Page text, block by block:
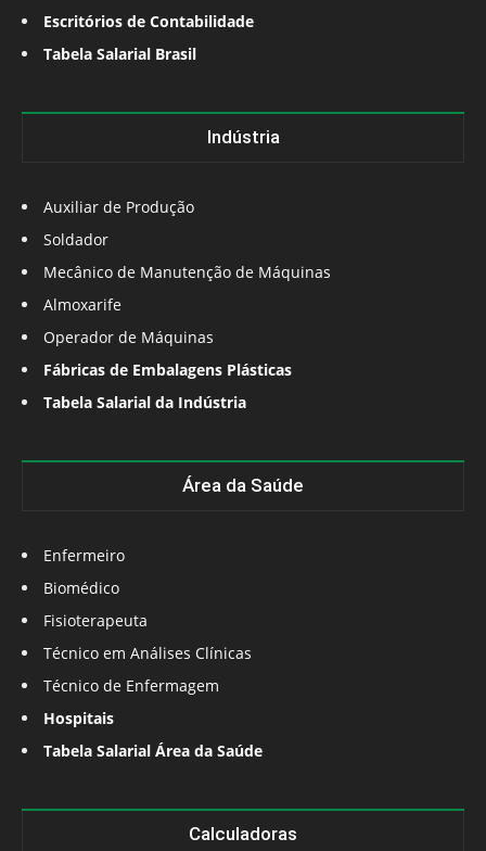
Escritórios de Contabilidade
Tabela Salarial Brasil
Indústria
Auxiliar de Produção
Soldador
Mecânico de Manutenção de Máquinas
Almoxarife
Operador de Máquinas
Fábricas de Embalagens Plásticas
Tabela Salarial da Indústria
Área da Saúde
Enfermeiro
Biomédico
Fisioterapeuta
Técnico em Análises Clínicas
Técnico de Enfermagem
Hospitais
Tabela Salarial Área da Saúde
Calculadoras